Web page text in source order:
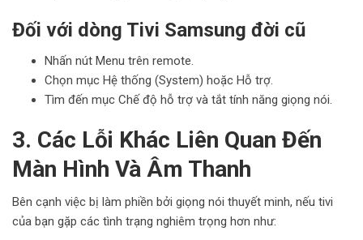
Đối với dòng Tivi Samsung đời cũ
Nhấn nút Menu trên remote.
Chọn mục Hệ thống (System) hoặc Hỗ trợ.
Tìm đến mục Chế độ hỗ trợ và tắt tính năng giọng nói.
3. Các Lỗi Khác Liên Quan Đến
Màn Hình Và Âm Thanh
Bên cạnh việc bị làm phiền bởi giọng nói thuyết minh, nếu tivi
của bạn gặp các tình trạng nghiêm trọng hơn như: